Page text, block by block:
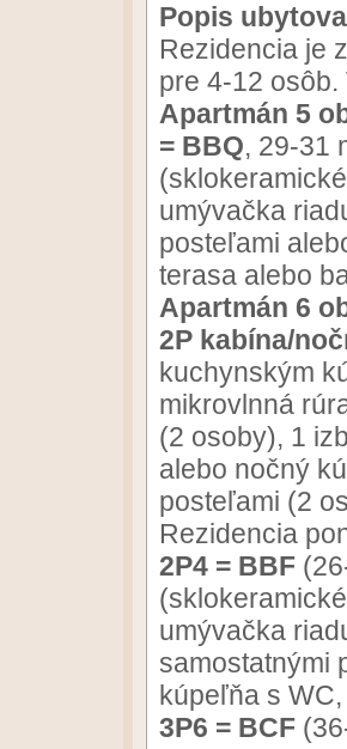
Popis
Rezidencia je
pre 4-12
Apartmán 5
= BBQ, 29-31
umývačka
posteľami
terasa alebo
Apartmán 6
2P kabína/
kuchynským
mikrovlnná
(2 osoby), 1
alebo nočný
posteľami (2
Rezidencia
2P4 = BBF
umývačka
samostatnými
kúpeľňa s
3P6 = BCF